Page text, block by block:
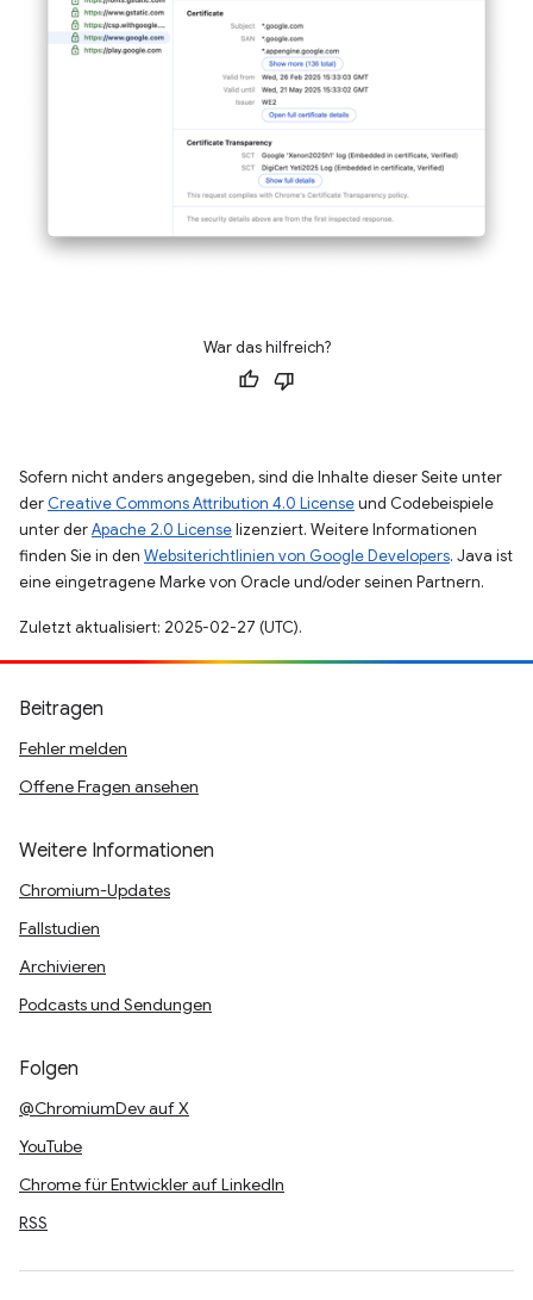
War das hilfreich?
Sofern nicht anders angegeben, sind die Inhalte dieser Seite unter
der Creative Commons Attribution 4.0 Licenseund Codebeispiele
unter derApache 2.0 Licenselizenziert. Weitere Informationen
finden Sie in den Websiterichtlinien von Google Developers. Java ist
eine eingetragene Marke von Oracle und/oder seinen Partnern.
Zuletzt aktualisiert: 2025-02-27 (UTC).
Beitragen
Fehler melden
Offene Fragen ansehen
Weitere Informationen
Chromium-Updates
Fallstudien
Archivieren
Podcasts und Sendungen
Folgen
@ChromiumDev auf X
YouTube
Chrome für Entwickler auf LinkedIn
RSS